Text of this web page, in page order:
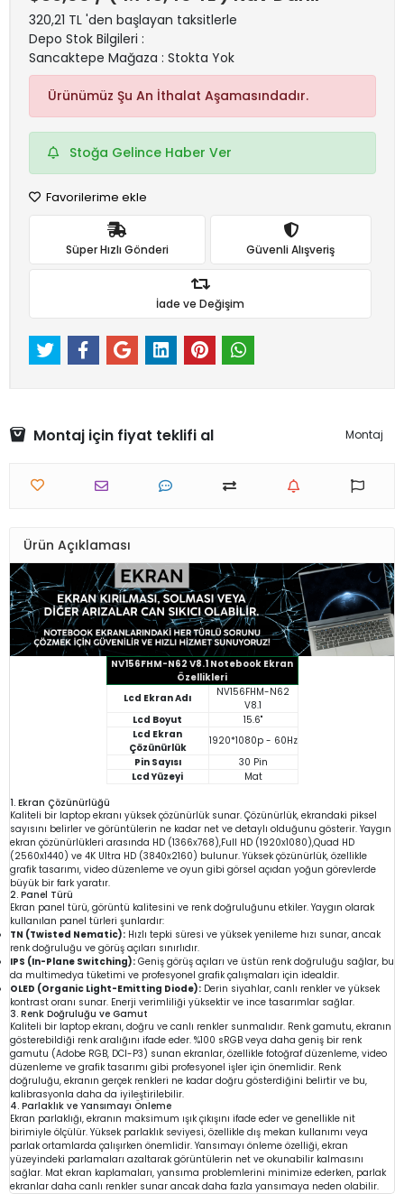
320,21 TL 'den başlayan taksitlerle
Depo Stok Bilgileri :
Sancaktepe Mağaza : Stokta Yok
Ürünümüz Şu An İthalat Aşamasındadır.
Stoğa Gelince Haber Ver
Favorilerime ekle
Süper Hızlı Gönderi Güvenli Alışveriş
İade ve Değişim
Montaj için fiyat teklifi al Montaj
Ürün Açıklaması
NV156FHM-N62 V8.1 Notebook Ekran
Özellikleri
Lcd Ekran Adı
NV156FHM-N62
V8.1
Lcd Boyut
15.6"
Lcd Ekran
Çözünürlük
1920*1080p - 60Hz
Pin Sayısı
30 Pin
Lcd Yüzeyi
Mat
1. Ekran Çözünürlüğü
Kaliteli bir laptop ekranı yüksek çözünürlük sunar. Çözünürlük, ekrandaki piksel
sayısını belirler ve görüntülerin ne kadar net ve detaylı olduğunu gösterir. Yaygın
ekran çözünürlükleri arasında HD (1366x768),Full HD (1920x1080),Quad HD
(2560x1440) ve 4K Ultra HD (3840x2160) bulunur. Yüksek çözünürlük, özellikle
grafik tasarımı, video düzenleme ve oyun gibi görsel açıdan yoğun görevlerde
büyük bir fark yaratır.
2. Panel Türü
Ekran panel türü, görüntü kalitesini ve renk doğruluğunu etkiler. Yaygın olarak
kullanılan panel türleri şunlardır:
TN (Twisted Nematic): Hızlı tepki süresi ve yüksek yenileme hızı sunar, ancak
renk doğruluğu ve görüş açıları sınırlıdır.
IPS (In-Plane Switching): Geniş görüş açıları ve üstün renk doğruluğu sağlar, bu
da multimedya tüketimi ve profesyonel grafik çalışmaları için idealdir.
OLED (Organic Light-Emitting Diode): Derin siyahlar, canlı renkler ve yüksek
kontrast oranı sunar. Enerji verimliliği yüksektir ve ince tasarımlar sağlar.
3. Renk Doğruluğu ve Gamut
Kaliteli bir laptop ekranı, doğru ve canlı renkler sunmalıdır. Renk gamutu, ekranın
gösterebildiği renk aralığını ifade eder. %100 sRGB veya daha geniş bir renk
gamutu (Adobe RGB, DCI-P3) sunan ekranlar, özellikle fotoğraf düzenleme, video
düzenleme ve grafik tasarımı gibi profesyonel işler için önemlidir. Renk
doğruluğu, ekranın gerçek renkleri ne kadar doğru gösterdiğini belirtir ve bu,
kalibrasyonla daha da iyileştirilebilir.
4. Parlaklık ve Yansımayı Önleme
Ekran parlaklığı, ekranın maksimum ışık çıkışını ifade eder ve genellikle nit
birimiyle ölçülür. Yüksek parlaklık seviyesi, özellikle dış mekan kullanımı veya
parlak ortamlarda çalışırken önemlidir. Yansımayı önleme özelliği, ekran
yüzeyindeki parlamaları azaltarak görüntülerin net ve okunabilir kalmasını
sağlar. Mat ekran kaplamaları, yansıma problemlerini minimize ederken, parlak
ekranlar daha canlı renkler sunar ancak daha fazla yansımaya neden olabilir.